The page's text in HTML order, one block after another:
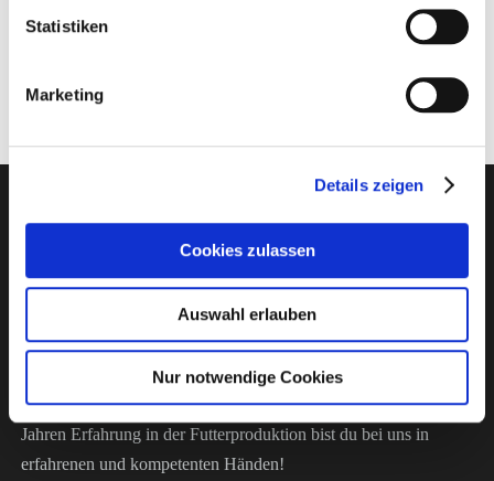
Statistiken
Marketing
Details zeigen
Cookies zulassen
Auswahl erlauben
Nur notwendige Cookies
Große Vielfalt an Futter-, Supplemente- und Pflegeprodukten für
Pferde, Nager, Hunde, Katzen und Gefieder. Mit über 100
Jahren Erfahrung in der Futterproduktion bist du bei uns in
erfahrenen und kompetenten Händen!